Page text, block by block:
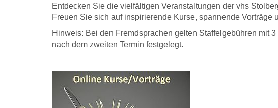
Entdecken Sie die vielfältigen Veranstaltungen der vhs
Freuen Sie sich auf inspirierende Kurse, spannende Vorträge
Hinweis: Bei den Fremdsprachen gelten Staffelgebühren mit
nach dem zweiten Termin festgelegt.